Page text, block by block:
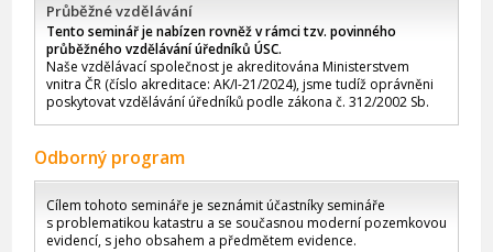
Průběžné vzdělávání
Tento seminář je nabízen rovněž v rámci tzv. povinného
průběžného vzdělávání úředníků ÚSC.
Naše vzdělávací společnost je akreditována Ministerstvem
vnitra ČR (číslo akreditace: AK/I-21/2024), jsme tudíž oprávněni
poskytovat vzdělávání úředníků podle zákona č. 312/2002 Sb.
Odborný program
Cílem tohoto semináře je seznámit účastníky semináře
s problematikou katastru a se současnou moderní pozemkovou
evidencí, s jeho obsahem a předmětem evidence.